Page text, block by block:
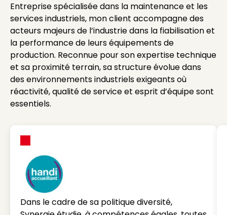
Entreprise spécialisée dans la maintenance et les
services industriels, mon client accompagne des
acteurs majeurs de l’industrie dans la fiabilisation et
la performance de leurs équipements de
production. Reconnue pour son expertise technique
et sa proximité terrain, sa structure évolue dans
des environnements industriels exigeants où
réactivité, qualité de service et esprit d’équipe sont
essentiels.
Dans le cadre de sa politique diversité,